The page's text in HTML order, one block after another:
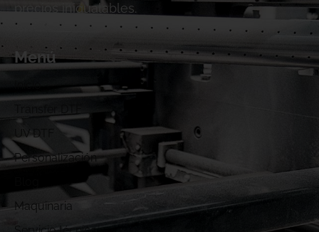
precios inigualables.
Menú
UV DTF
Personalización
Maquinaria